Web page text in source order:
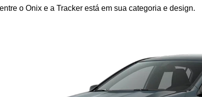
o Onix e a Tracker está em sua categoria e design.